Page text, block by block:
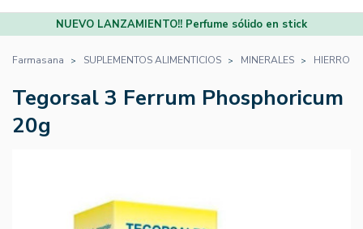
NUEVO LANZAMIENTO!! Perfume sólido en stick
Farmasana SUPLEMENTOS ALIMENTICIOS MINERALES HIERRO
Tegorsal 3 Ferrum Phosphoricum
20g